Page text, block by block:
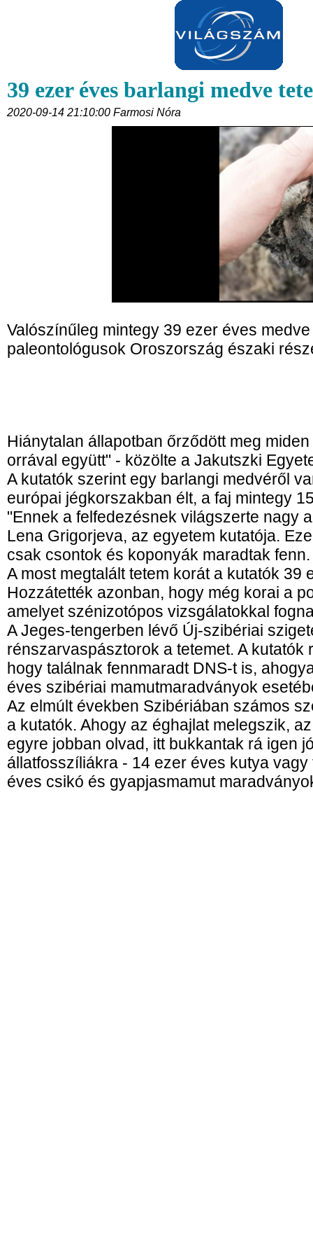
39 ezer éves barlangi medve
2020-09-14 21:10:00 Farmosi Nóra
Valószínűleg mintegy 39 ezer éves
paleontológusok Oroszország északi
Hiánytalan állapotban őrződött meg
orrával együtt" - közölte a Jakutszki
A kutatók szerint egy barlangi medvéről
európai jégkorszakban élt, a faj mintegy
"Ennek a felfedezésnek világszerte nagy
Lena Grigorjeva, az egyetem kutatója.
csak csontok és koponyák maradtak fenn.
A most megtalált tetem korát a kutatók 39
Hozzátették azonban, hogy még korai a
amelyet szénizotópos vizsgálatokkal
A Jeges-tengerben lévő Új-szibériai
rénszarvaspásztorok a tetemet. A kutatók
hogy találnak fennmaradt DNS-t is,
éves szibériai mamutmaradványok
Az elmúlt években Szibériában számos
a kutatók. Ahogy az éghajlat melegszik,
egyre jobban olvad, itt bukkantak rá igen
állatfosszíliákra - 14 ezer éves kutya
éves csikó és gyapjasmamut